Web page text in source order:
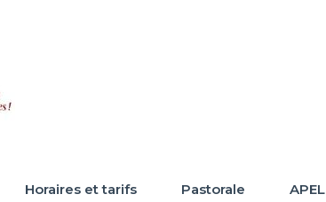
Horaires et tarifs Pastorale APEL